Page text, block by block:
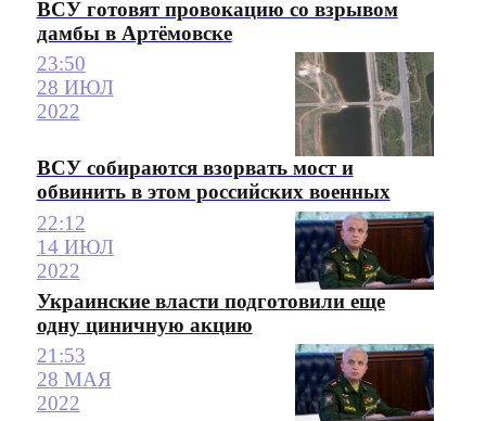
ВСУ готовят провокацию со взрывом
дамбы в Артёмовске
23:50
28 ИЮЛ
2022
ВСУ собираются взорвать мост и
обвинить в этом российских военных
22:12
14 ИЮЛ
2022
Украинские власти подготовили еще
одну циничную акцию
21:53
28 МАЯ
2022